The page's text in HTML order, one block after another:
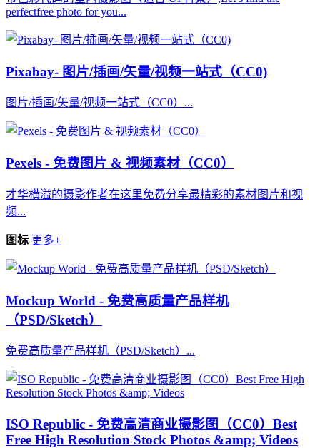
perfectfree photo for you...
Pixabay- 图片/插画/矢量/视频一站式（CC0)
图片/插画/矢量/视频一站式（CC0）...
Pexels - 免费图片 & 视频素材（CC0）
才华横溢的摄影作者在这里免费分享最精彩的素材图片和视
频...
图标 更多+
Mockup World - 免费高质量产品样机
（PSD/Sketch）
免费高质量产品样机（PSD/Sketch）...
ISO Republic - 免费高清商业摄影图（CC0）Best
Free High Resolution Stock Photos &amp; Videos